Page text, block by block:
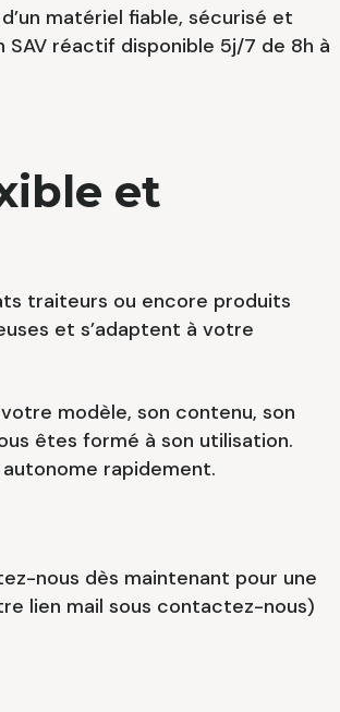
matériel fiable, sécurisé et
réactif disponible 5j/7 de 8h à
et
traiteurs ou encore produits
et s’adaptent à votre
modèle, son contenu, son
êtes formé à son utilisation.
rapidement.
nous dès maintenant pour une
lien mail sous contactez-nous)